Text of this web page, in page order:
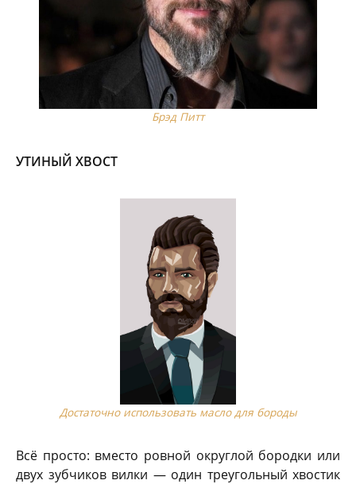
Брэд Питт
УТИНЫЙ ХВОСТ
Достаточно использовать масло для бороды
Всё просто: вместо ровной округлой бородки или
двух зубчиков вилки — один треугольный хвостик